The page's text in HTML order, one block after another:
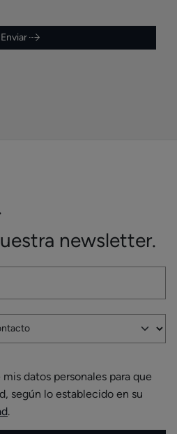
Enviar
newsletter.
datos personales para que
según lo establecido en su
.